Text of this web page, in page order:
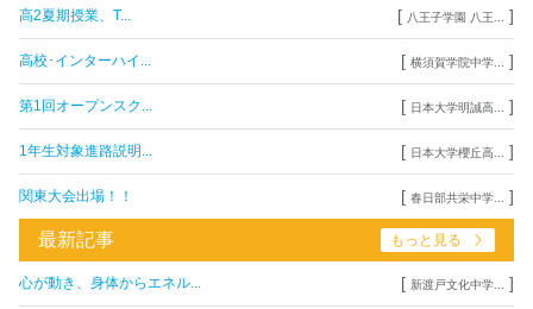
高2夏期授業、T... [ 八王子学園 八王... ]
高校･インターハイ... [ 横須賀学院中学... ]
第1回オープンスク... [ 日本大学明誠高... ]
1年生対象進路説明... [ 日本大学櫻丘高... ]
関東大会出場！！ [ 春日部共栄中学... ]
最新記事 もっと見る
心が動き、身体からエネル... [ 新渡戸文化中学... ]